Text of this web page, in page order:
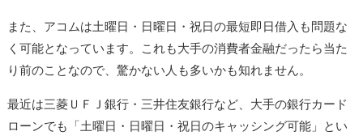
また、アコムは土曜日・日曜日・祝日の最短即日借入も問題な
く可能となっています。これも大手の消費者金融だったら当た
り前のことなので、驚かない人も多いかも知れません。
最近は三菱ＵＦＪ銀行・三井住友銀行など、大手の銀行カード
ローンでも「土曜日・日曜日・祝日のキャッシング可能」とい